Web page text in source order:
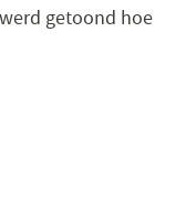
getoond hoe